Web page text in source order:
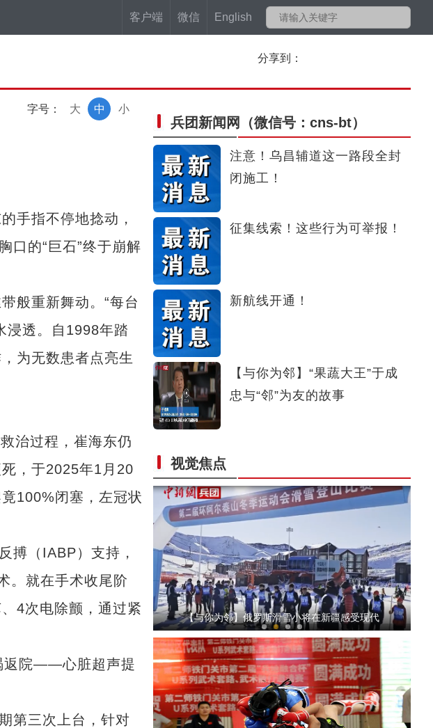
客户端 微信 English
分享到：
字号： 小
中
大
手指不停地捻动，
口的“巨石”终于崩解
般重新舞动。“每台
浸透。自1998年踏
为无数患者点亮生
治过程，崔海东仍
，于2025年1月20
100%闭塞，左冠状
搏（IABP）支持，
。就在手术收尾阶
4次电除颤，通过紧
返院——心脏超声提
第三次上台，针对
兵团新闻网 （微信号：cns-bt）
注意！乌昌辅道这一路段全封
闭施工！
征集线索！这些行为可举报！
新航线开通！
【与你为邻】“果蔬大王”于成
忠与“邻”为友的故事
视觉焦点
【与你为邻】跨境电商创业者玛依日：新疆的
【与你为邻】兰兰：丝绸之路上的物流“摆渡
【与你为邻】俄罗斯滑雪小将在新疆感受现代